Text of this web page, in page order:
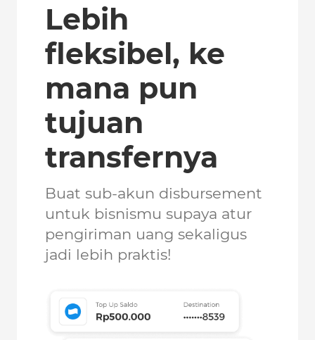
Lebih
fleksibel, ke
mana pun
tujuan
transfernya
Buat sub-akun disbursement
untuk bisnismu supaya atur
pengiriman uang sekaligus
jadi lebih praktis!